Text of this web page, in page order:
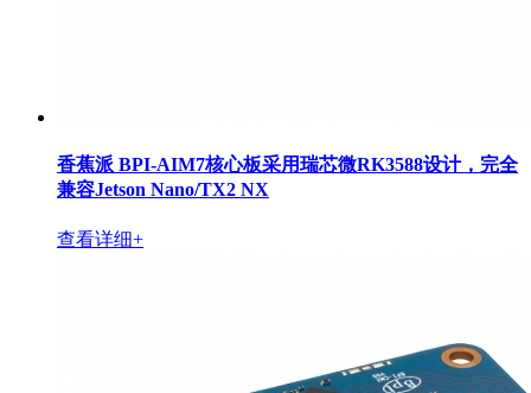
香蕉派 BPI-AIM7核心板采用瑞芯微RK3588设计，完全
兼容Jetson Nano/TX2 NX
查看详细+